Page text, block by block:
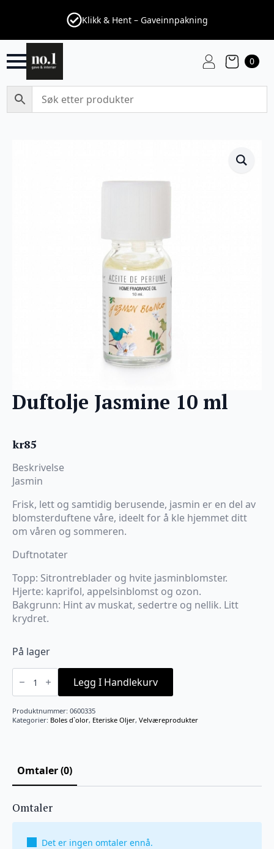
Klikk & Hent – Gaveinnpakning
0
Duftolje Jasmine 10 ml
kr85
Beskrivelse
Jasmin
Frisk, lett og samtidig berusende, jasmin er en del av
blomsterduftene våre, ideelt for å kle hjemmet ditt
om våren og sommeren.
Duftnotater
Topp: Sitrontreblader og hvite jasminblomster.
Hjerte: kaprifol, appelsinblomst og ozon.
Bakgrunn: Hint av muskat, sedertre og nellik. Litt
krydret.
På lager
Duftolje
Jasmine
ml
antall
Legg I Handlekurv
Produktnummer: 0600335
Kategorier: Boles d`olor, Eteriske Oljer, Velværeprodukter
Omtaler (0)
Omtaler
Det er ingen omtaler ennå.